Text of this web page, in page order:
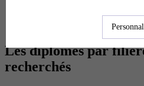
BTS Tpl en alternance
Les diplômes par
recherchés